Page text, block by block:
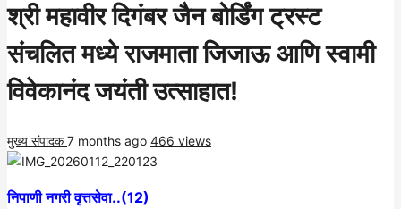
श्री महावीर दिगंबर जैन बोर्डिंग ट्रस्ट
संचलित मध्ये राजमाता जिजाऊ आणि स्वामी
विवेकानंद जयंती उत्साहात!
मुख्य संपादक7 months ago 466 views
निपाणी नगरी वृत्तसेवा..(12)